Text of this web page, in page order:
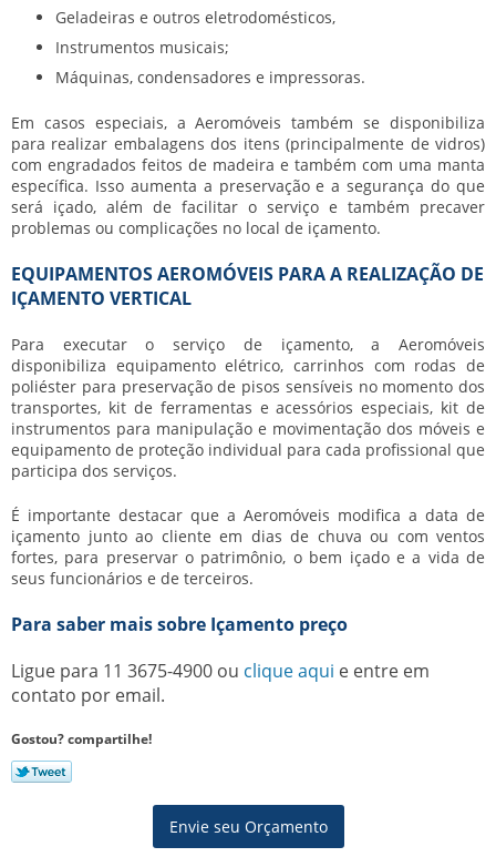
Geladeiras e outros eletrodomésticos,
Instrumentos musicais;
Máquinas, condensadores e impressoras.
Em casos especiais, a Aeromóveis também se disponibiliza
para realizar embalagens dos itens (principalmente de vidros)
com engradados feitos de madeira e também com uma manta
específica. Isso aumenta a preservação e a segurança do que
será içado, além de facilitar o serviço e também precaver
problemas ou complicações no local de içamento.
EQUIPAMENTOS AEROMÓVEIS PARA A REALIZAÇÃO DE
IÇAMENTO VERTICAL
Para executar o serviço de içamento, a Aeromóveis
disponibiliza equipamento elétrico, carrinhos com rodas de
poliéster para preservação de pisos sensíveis no momento dos
transportes, kit de ferramentas e acessórios especiais, kit de
instrumentos para manipulação e movimentação dos móveis e
equipamento de proteção individual para cada profissional que
participa dos serviços.
É importante destacar que a Aeromóveis modifica a data de
içamento junto ao cliente em dias de chuva ou com ventos
fortes, para preservar o patrimônio, o bem içado e a vida de
seus funcionários e de terceiros.
Para saber mais sobre Içamento preço
Ligue para 11 3675-4900 ou clique aqui e entre em
contato por email.
Gostou? compartilhe!
Envie seu Orçamento